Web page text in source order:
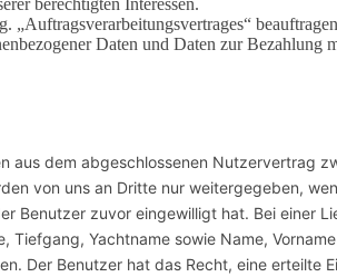
berechtigten Interessen.
Daten und Daten zur Bezahlung
dem abgeschlossenen Nutzervertrag
von uns an Dritte nur weitergegeben,
Benutzer zuvor eingewilligt hat. Bei einer
Yachtname sowie Name,
Der Benutzer hat das Recht, eine erteilte